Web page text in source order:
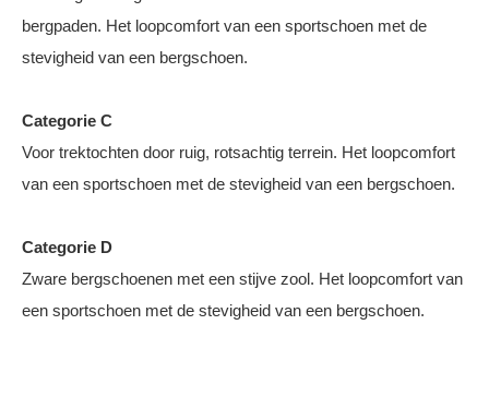
bergpaden. Het loopcomfort van een sportschoen met de
stevigheid van een bergschoen.
Categorie C
Voor trektochten door ruig, rotsachtig terrein. Het loopcomfort
van een sportschoen met de stevigheid van een bergschoen.
Categorie D
Zware bergschoenen met een stijve zool. Het loopcomfort van
een sportschoen met de stevigheid van een bergschoen.